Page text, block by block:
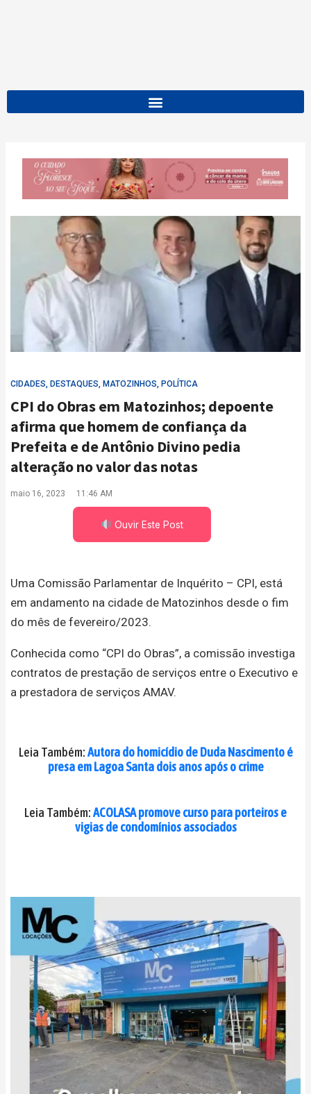
CIDADES, DESTAQUES, MATOZINHOS, POLÍTICA
CPI do Obras em Matozinhos; depoente
afirma que homem de confiança da
Prefeita e de Antônio Divino pedia
alteração no valor das notas
maio 16, 2023 11:46 AM
Ouvir Este Post
Uma Comissão Parlamentar de Inquérito – CPI, está
em andamento na cidade de Matozinhos desde o fim
do mês de fevereiro/2023.
Conhecida como “CPI do Obras”, a comissão investiga
contratos de prestação de serviços entre o Executivo e
a prestadora de serviços AMAV.
Leia Também:Autora do homicídio de Duda Nascimento é
presa em Lagoa Santa dois anos após o crime
Leia Também:ACOLASA promove curso para porteiros e
vigias de condomínios associados